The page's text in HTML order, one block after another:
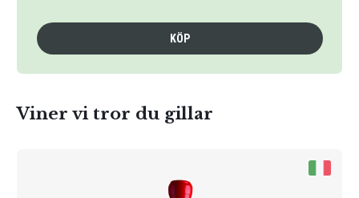
KÖP
Viner vi tror du gillar